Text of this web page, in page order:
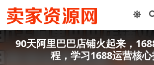
90天阿里巴巴店铺火起来，
程，学习1688运营核